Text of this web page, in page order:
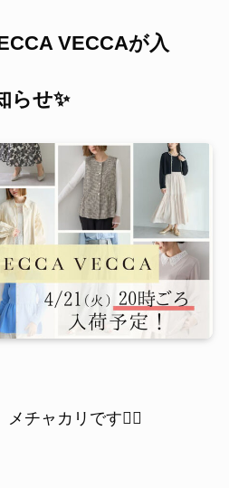
VECCAが入
らせ✨
メチャカリです💁‍♀️